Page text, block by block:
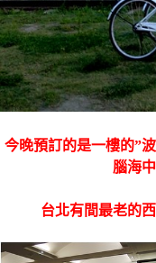
今晚預訂的是一樓的”
腦海
台北有間最老的